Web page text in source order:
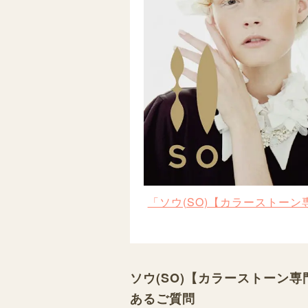
「ソウ(SO)【カラーストー
ソウ(SO)【カラーストーン
あるご質問